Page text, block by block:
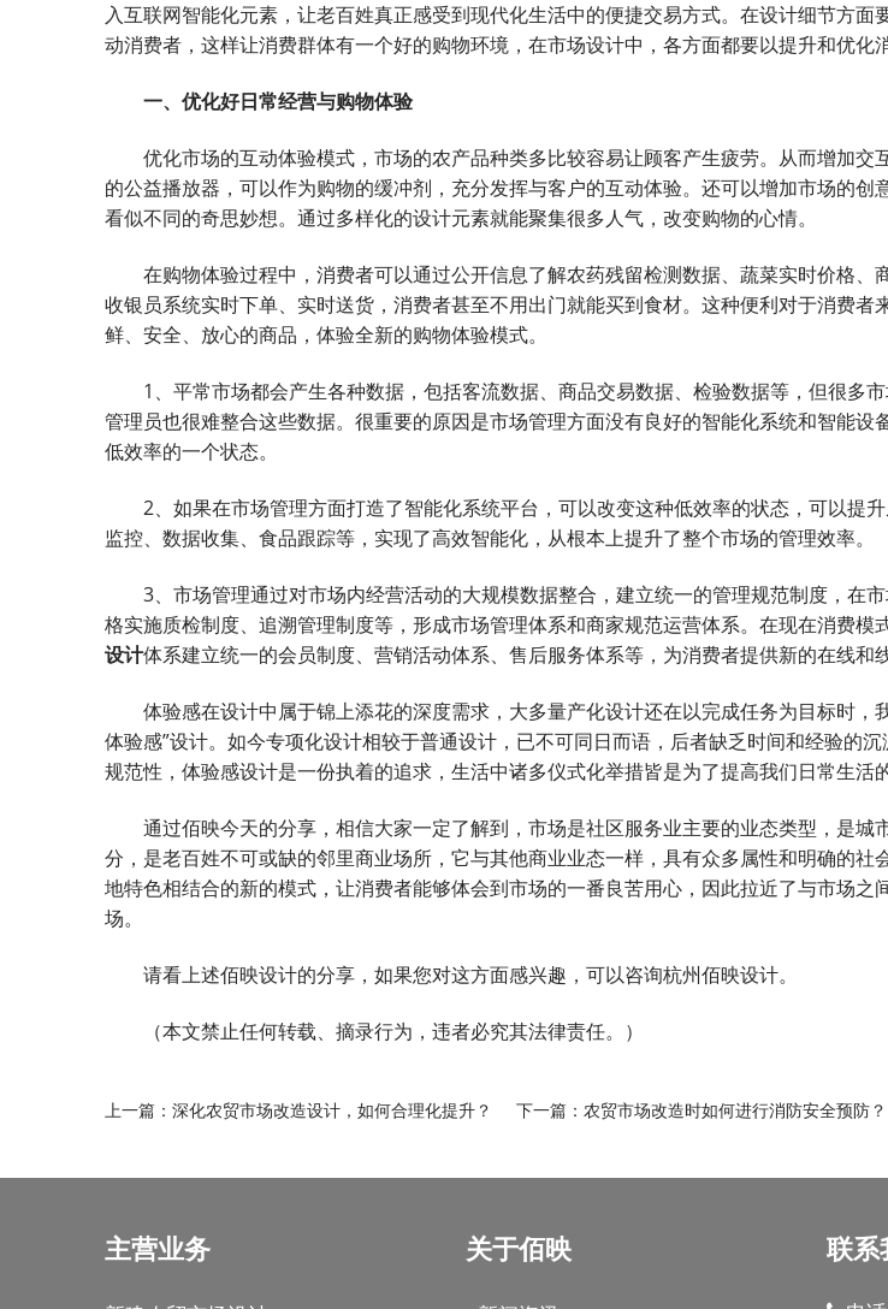
入互联网智能化元素，让老百姓真正感受到现代化生活中的便捷交易方式。在设计细节方面
动消费者，这样让消费群体有一个好的购物环境，在市场设计中，各方面都要以提升和优化
一、优化好日常经营与购物体验
优化市场的互动体验模式，市场的农产品种类多比较容易让顾客产生疲劳。从而增加交
的公益播放器，可以作为购物的缓冲剂，充分发挥与客户的互动体验。还可以增加市场的创
看似不同的奇思妙想。通过多样化的设计元素就能聚集很多人气，改变购物的心情。
在购物体验过程中，消费者可以通过公开信息了解农药残留检测数据、蔬菜实时价格、
收银员系统实时下单、实时送货，消费者甚至不用出门就能买到食材。这种便利对于消费者
鲜、安全、放心的商品，体验全新的购物体验模式。
1、平常市场都会产生各种数据，包括客流数据、商品交易数据、检验数据等，但很多
管理员也很难整合这些数据。很重要的原因是市场管理方面没有良好的智能化系统和智能设
低效率的一个状态。
2、如果在市场管理方面打造了智能化系统平台，可以改变这种低效率的状态，可以提
监控、数据收集、食品跟踪等，实现了高效智能化，从根本上提升了整个市场的管理效率。
3、市场管理通过对市场内经营活动的大规模数据整合，建立统一的管理规范制度，在
格实施质检制度、追溯管理制度等，形成市场管理体系和商家规范运营体系。在现在消费模
设计体系建立统一的会员制度、营销活动体系、售后服务体系等，为消费者提供新的在线和
体验感在设计中属于锦上添花的深度需求，大多量产化设计还在以完成任务为目标时，
体验感”设计。如今专项化设计相较于普通设计，已不可同日而语，后者缺乏时间和经验的沉
规范性，体验感设计是一份执着的追求，生活中诸多仪式化举措皆是为了提高我们日常生活的
通过佰映今天的分享，相信大家一定了解到，市场是社区服务业主要的业态类型，是城
分，是老百姓不可或缺的邻里商业场所，它与其他商业业态一样，具有众多属性和明确的社会
地特色相结合的新的模式，让消费者能够体会到市场的一番良苦用心，因此拉近了与市场之
场。
请看上述佰映设计的分享，如果您对这方面感兴趣，可以咨询杭州佰映设计。
（本文禁止任何转载、摘录行为，违者必究其法律责任。）
上一篇： 深化农贸市场改造设计，如何合理化提升？ 下一篇： 农贸市场改造时如何进行消防安全预防？
主营业务 关于佰映 联系